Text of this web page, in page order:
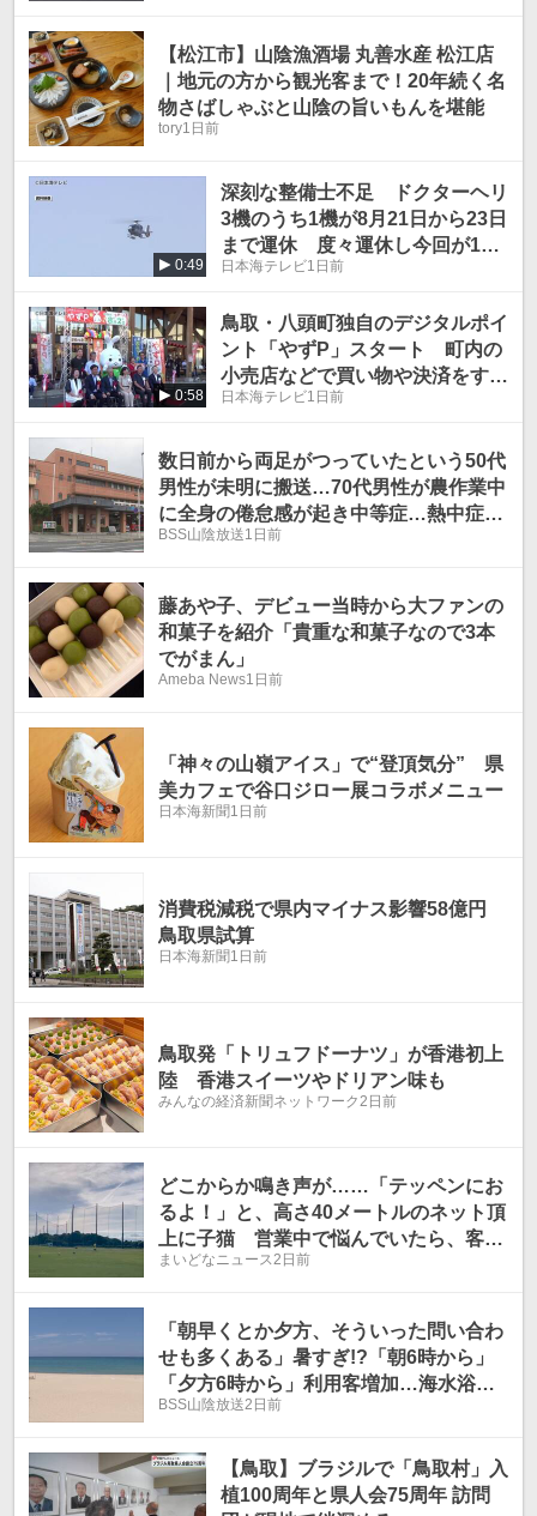
【松江市】山陰漁酒場 丸善水産 松江店
｜地元の方から観光客まで！20年続く名
物さばしゃぶと山陰の旨いもんを堪能
tory1日前
0:49
深刻な整備士不足 ドクターヘリ
3機のうち1機が8月21日から23日
まで運休 度々運休し今回が11
回目 鳥取県
日本海テレビ1日前
0:58
鳥取・八頭町独自のデジタルポイ
ント「やずP」スタート 町内の
小売店などで買い物や決済をする
日本海テレビ1日前
数日前から両足がつっていたという50代
男性が未明に搬送…70代男性が農作業中
に全身の倦怠感が起き中等症…熱中症疑
いの救急搬送相次ぐ
BSS山陰放送1日前
藤あや子、デビュー当時から大ファンの
和菓子を紹介「貴重な和菓子なので3本
でがまん」
Ameba News1日前
「神々の山嶺アイス」で“登頂気分” 県
美カフェで谷口ジロー展コラボメニュー
日本海新聞1日前
消費税減税で県内マイナス影響58億円
鳥取県試算
日本海新聞1日前
鳥取発「トリュフドーナツ」が香港初上
陸 香港スイーツやドリアン味も
みんなの経済新聞ネットワーク 2日前
どこからか鳴き声が……「テッペンにお
るよ！」と、高さ40メートルのネット頂
上に子猫 営業中で悩んでいたら、客が
言ってくれたのは？
まいどなニュース 2日前
「朝早くとか夕方、そういった問い合わ
せも多くある」暑すぎ!?「朝6時から」
「夕方6時から」利用客増加…海水浴客
の問い合わせに変化が 島根・松江市
BSS山陰放送2日前
【鳥取】ブラジルで「鳥取村」入
植100周年と県人会75周年 訪問